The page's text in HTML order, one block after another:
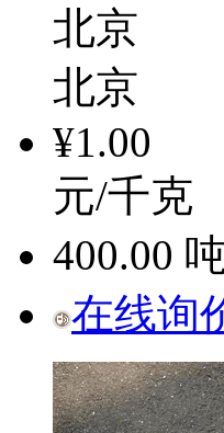
北京
北京
¥1.00
元/千克
400.00
在线询